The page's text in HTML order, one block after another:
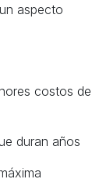
aspecto
costos de
duran años